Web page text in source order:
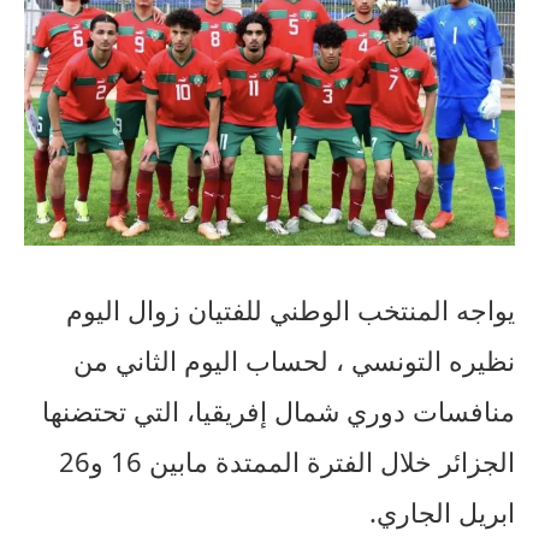
يواجه المنتخب الوطني للفتيان زوال اليوم
نظيره التونسي ، لحساب اليوم الثاني من
منافسات دوري شمال إفريقيا، التي تحتضنها
الجزائر خلال الفترة الممتدة مابين و26
ابريل الجاري.